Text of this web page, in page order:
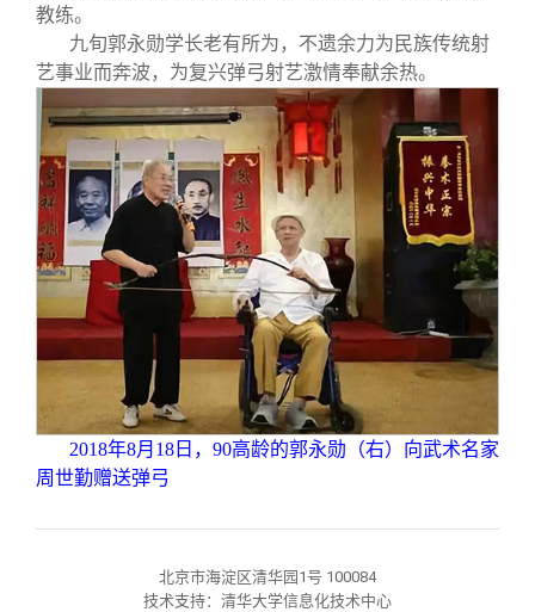
教练。
九旬郭永勋学长老有所为，不遗余力为民族传统射
艺事业而奔波，为复兴弹弓射艺激情奉献余热。
2018年8月18日，90高龄的郭永勋（右）向武术名家
周世勤赠送弹弓
北京市海淀区清华园1号 100084
技术支持：清华大学信息化技术中心